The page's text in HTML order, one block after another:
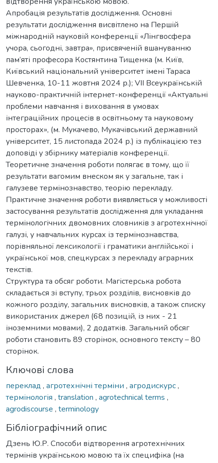
Апробація результатів дослідження. Основні
результати дослідження висвітлено на Першій
міжнародній науковій конференції «Лінгвосфера
учора, сьогодні, завтра», присвяченій вшануванню
пам’яті професора Костянтина Тищенка (м. Київ,
Київський національний університет імені Тараса
Шевченка, 10-11 жовтня 2024 р.); VІІ Всеукраїнській
науково-практичній інтернет-конференції «Актуальні
проблеми навчання і виховання в умовах
інтеграційних процесів в освітньому та науковому
просторах», (м. Мукачево, Мукачівський державний
університет, 15 листопада 2024 р.) із публікацією тез
доповіді у збірнику матеріалів конференції.
Теоретичне значення роботи полягає в тому, що її
результати вагомим внеском як у загальне, так і
галузеве термінознавство, теорію перекладу.
Практичне значення роботи виявляється у можливості
застосування результатів дослідження для укладання
термінологічних двомовних словників з агротехнічної
галузі, у навчальних курсах із термінознавства,
порівняльної лексикології і граматики англійської і
української мов, спецкурсах з перекладу аграрних
текстів.
Структура та обсяг роботи. Магістерська робота
складається зі вступу, трьох розділів, висновків до
кожного розділу, загальних висновків, а також списку
використаних джерел (68 позицій, із них - 21
іноземними мовами), 2 додатків. Загальний обсяг
роботи становить 89 сторінок, основного тексту – 80
сторінок.
Ключові слова
переклад , агротехнічні терміни , агродискурс,
термінологія , translation , agrotechnical terms ,
agrodiscourse , terminology
Бібліографічний опис
Дзень Ю.Р. Способи відтворення агротехнічних
термінів українською мовою та їх специфіка (на